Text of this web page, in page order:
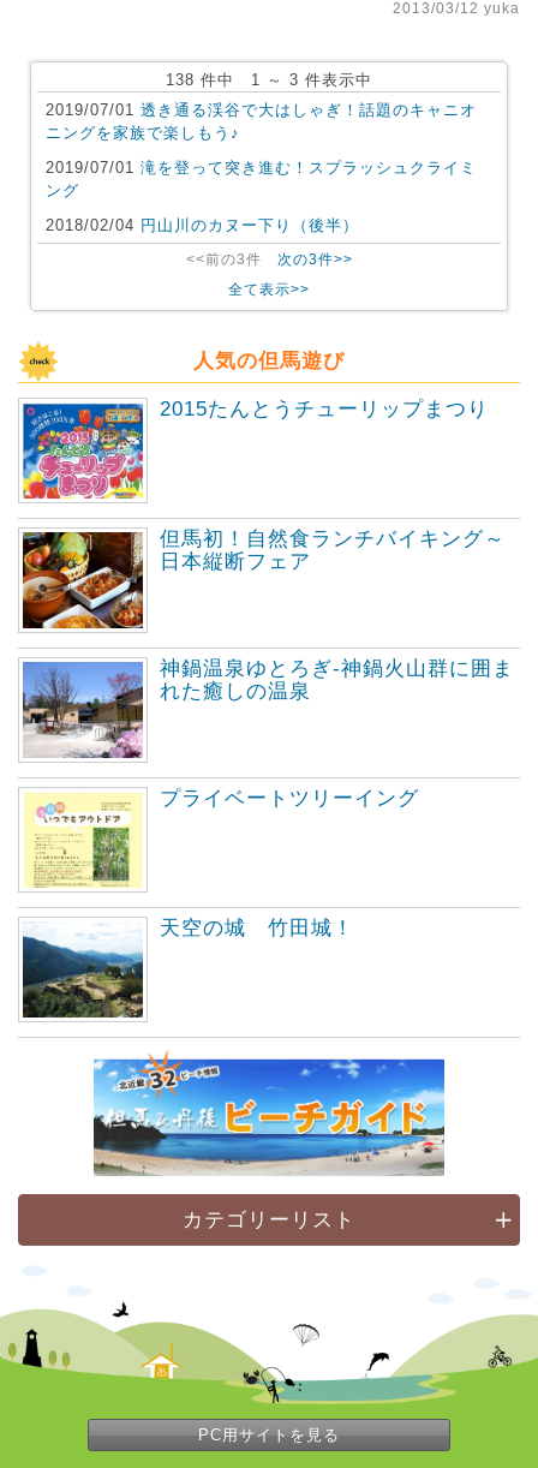
2013/03/12 yuka
138 件中 1 ～ 3 件表示中
2019/07/01 透き通る渓谷で大はしゃぎ！話題のキャニオ
ニングを家族で楽しもう♪
2019/07/01 滝を登って突き進む！スプラッシュクライミ
ング
2018/02/04 円山川のカヌー下り（後半）
<<前の3件
次の3件>>
全て表示>>
人気の但馬遊び
2015たんとうチューリップまつり
但馬初！自然食ランチバイキング～
日本縦断フェア
神鍋温泉ゆとろぎ-神鍋火山群に囲ま
れた癒しの温泉
プライベートツリーイング
天空の城 竹田城！
カテゴリーリスト
PC用サイトを見る